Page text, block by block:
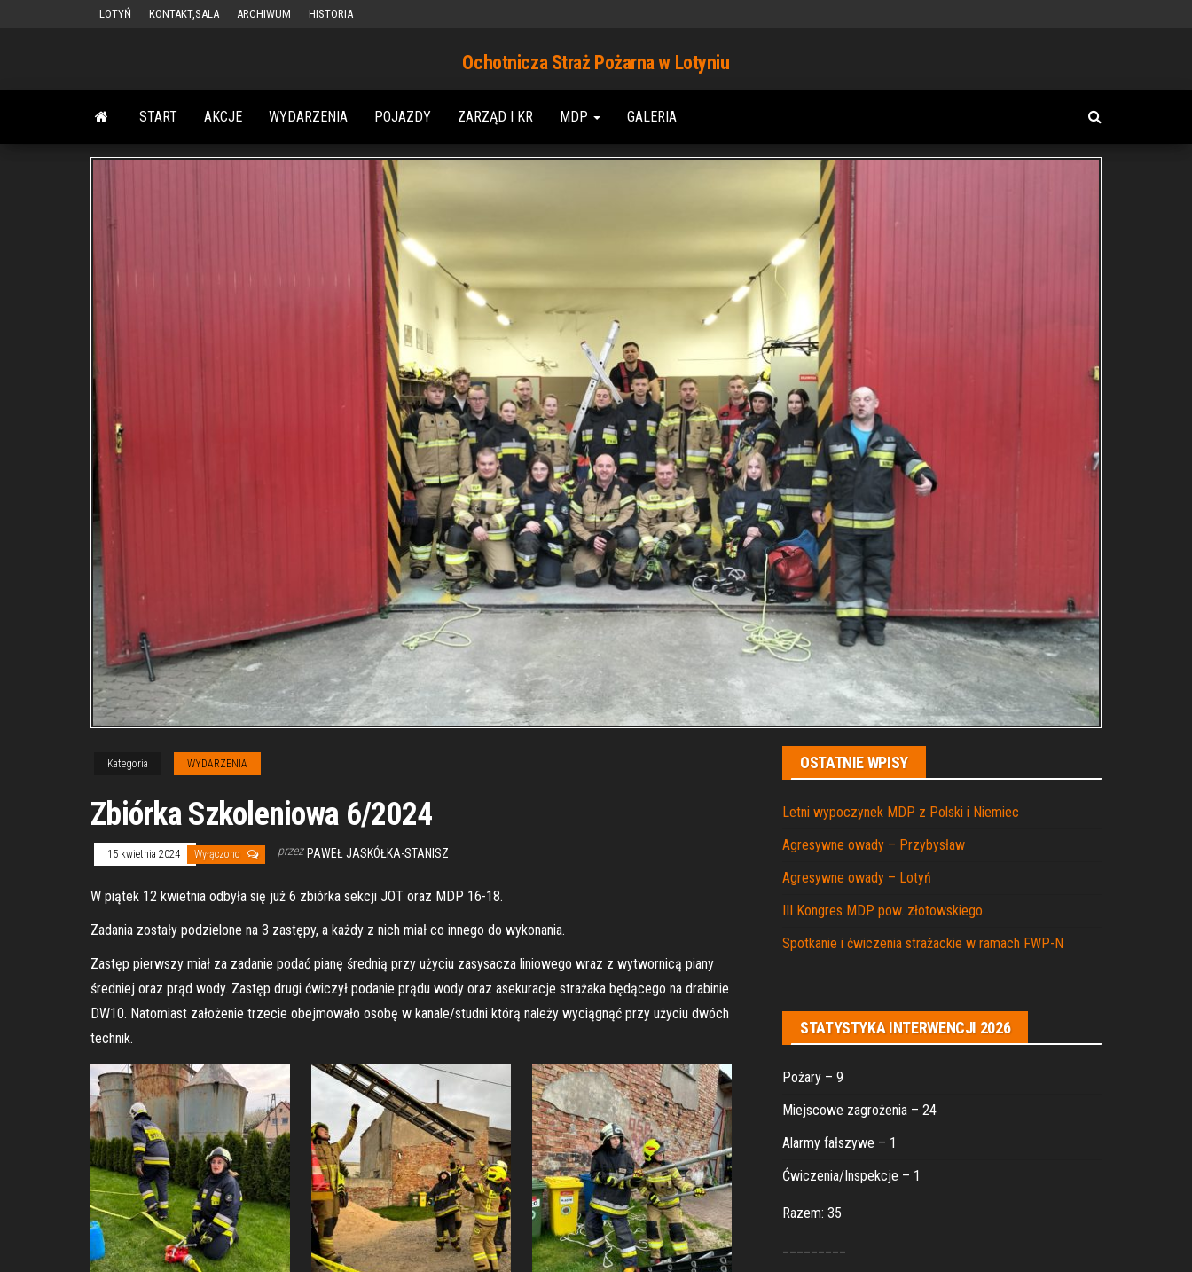
LOTYŃ KONTAKT,SALA ARCHIWUM HISTORIA
Ochotnicza Straż Pożarna w Lotyniu
START AKCJE WYDARZENIA POJAZDY ZARZĄD I KR MDP GALERIA
Kategoria WYDARZENIA
Zbiórka Szkoleniowa 6/2024
15 kwietnia 2024 Wyłączono przez PAWEŁ JASKÓŁKA-STANISZ
W piątek 12 kwietnia odbyła się już 6 zbiórka sekcji JOT oraz MDP 16-18.
Zadania zostały podzielone na 3 zastępy, a każdy z nich miał co innego do wykonania.
Zastęp pierwszy miał za zadanie podać pianę średnią przy użyciu zasysacza liniowego wraz z wytwornicą piany
średniej oraz prąd wody. Zastęp drugi ćwiczył podanie prądu wody oraz asekuracje strażaka będącego na drabinie
DW10. Natomiast założenie trzecie obejmowało osobę w kanale/studni którą należy wyciągnąć przy użyciu dwóch
technik.
OSTATNIE WPISY
Letni wypoczynek MDP z Polski i Niemiec
Agresywne owady – Przybysław
Agresywne owady – Lotyń
III Kongres MDP pow. złotowskiego
Spotkanie i ćwiczenia strażackie w ramach FWP-N
STATYSTYKA INTERWENCJI 2026
Pożary – 9
Miejscowe zagrożenia – 24
Alarmy fałszywe – 1
Ćwiczenia/Inspekcje – 1
Razem: 35